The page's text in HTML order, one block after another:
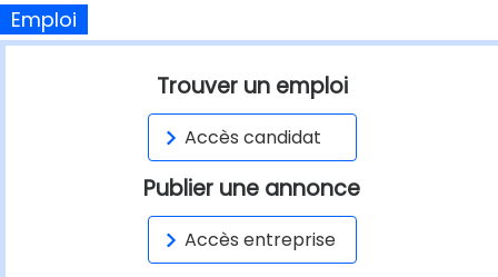
Emploi
Trouver un emploi
Accès candidat
Publier une annonce
Accès entreprise